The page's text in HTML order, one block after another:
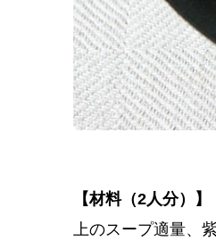
【材料（2人分）】
上のスープ適量、